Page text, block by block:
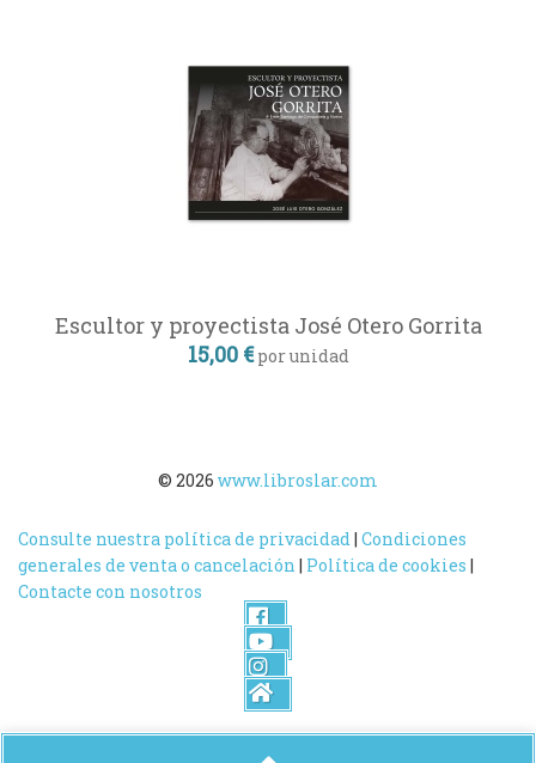
Escultor y proyectista José Otero Gorrita
15,00 € por unidad
© 2026 www.libroslar.com
Consulte nuestra política de privacidad | Condiciones
generales de venta o cancelación | Política de cookies |
Contacte con nosotros